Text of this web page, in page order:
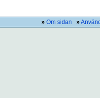
» Om sidan »